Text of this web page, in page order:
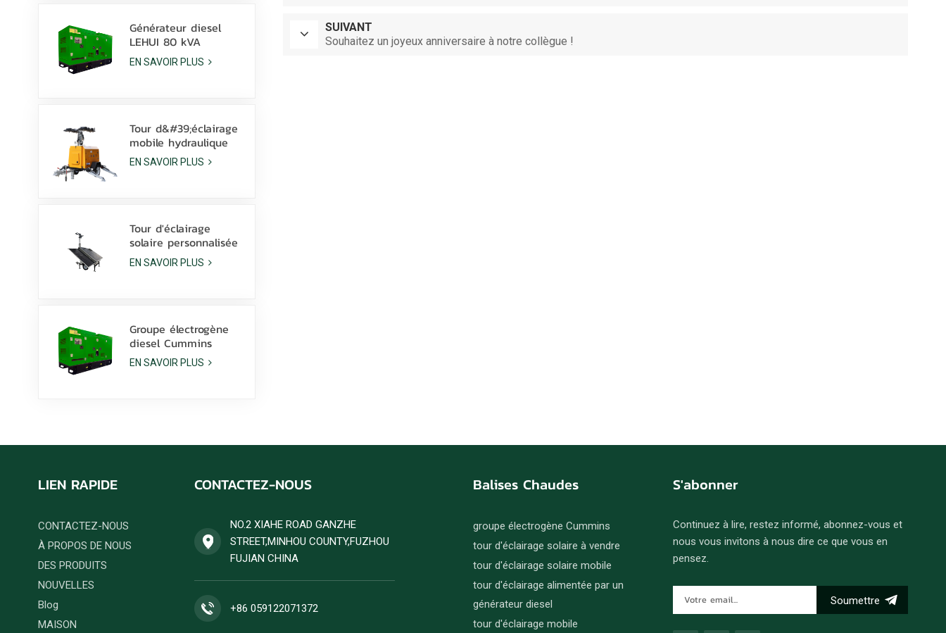
Générateur diesel
LEHUI 80 kVA
silencieux, alimenté
par un moteur
EN SAVOIR PLUS
Tour d&#39;éclairage
mobile hydraulique
diesel de 9 m avec
lampes LED de 350 W
W
EN SAVOIR PLUS
Tour d'éclairage
solaire personnalisée
avec batterie au
Lithium, lampes LED
EN SAVOIR PLUS
Groupe électrogène
diesel Cummins
6ZTAA13-G2 de 425
kVA pour applications
EN SAVOIR PLUS
SUIVANT
Souhaitez un joyeux anniversaire à notre collègue !
LIEN RAPIDE
CONTACTEZ-NOUS
À PROPOS DE NOUS
DES PRODUITS
NOUVELLES
Blog
MAISON
CONTACTEZ-NOUS
NO.2 XIAHE ROAD GANZHE
STREET,MINHOU COUNTY,FUZHOU
FUJIAN CHINA
+86 059122071372
Balises Chaudes
groupe électrogène Cummins
tour d'éclairage solaire à vendre
tour d'éclairage solaire mobile
tour d'éclairage alimentée par un
générateur diesel
tour d'éclairage mobile
S'abonner
Continuez à lire, restez informé, abonnez-vous et
nous vous invitons à nous dire ce que vous en
pensez.
Soumettre